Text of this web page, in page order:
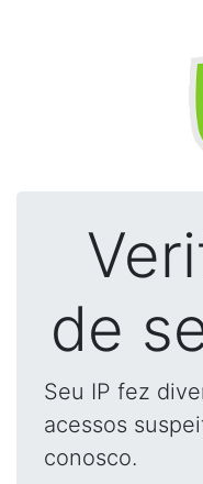
de
Seu IP fez
acessos
conosco.